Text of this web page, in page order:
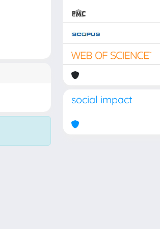
social impact